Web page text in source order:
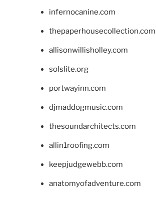
infernocanine.com
thepaperhousecollection.com
allisonwillisholley.com
solslite.org
portwayinn.com
djmaddogmusic.com
thesoundarchitects.com
allin1roofing.com
keepjudgewebb.com
anatomyofadventure.com